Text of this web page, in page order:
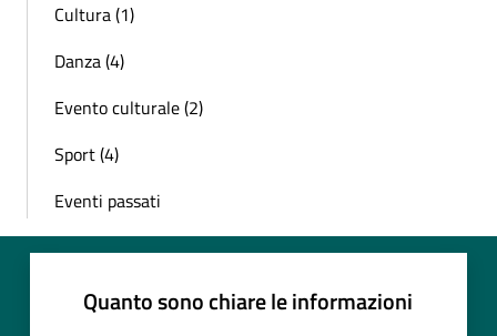
Cultura (1)
Danza (4)
Evento culturale (2)
Sport (4)
Eventi passati
Quanto sono chiare le informazioni